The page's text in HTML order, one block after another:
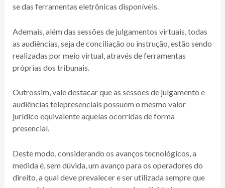
se das ferramentas eletrônicas disponíveis.
Ademais, além das sessões de julgamentos virtuais, todas
as audiências, seja de conciliação ou instrução, estão sendo
realizadas por meio virtual, através de ferramentas
próprias dos tribunais.
Outrossim, vale destacar que as sessões de julgamento e
audiências telepresenciais possuem o mesmo valor
jurídico equivalente aquelas ocorridas de forma
presencial.
Deste modo, considerando os avanços tecnológicos, a
medida é, sem dúvida, um avanço para os operadores do
direito, a qual deve prevalecer e ser utilizada sempre que